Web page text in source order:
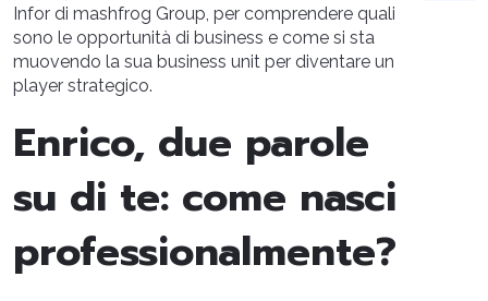
Infor di mashfrog Group, per comprendere quali
sono le opportunità di business e come si sta
muovendo la sua business unit per diventare un
player strategico.
Enrico, due parole
su di te: come nasci
professionalmente?